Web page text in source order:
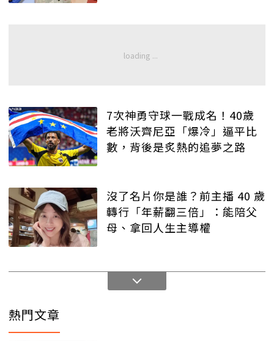
7次神勇守球一戰成名！40歲
老將沃齊尼亞「爆冷」逼平比
數，背後是炙熱的追夢之路
沒了名片你是誰？前主播 40 歲
轉行「年薪翻三倍」：能陪父
母、拿回人生主導權
熱門文章